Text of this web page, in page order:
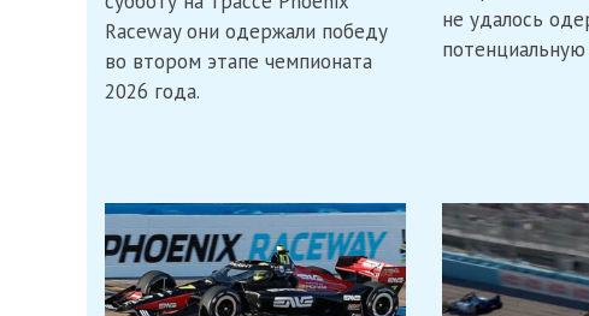
Raceway они одержали победу
во втором этапе чемпионата
2026 года.
в
не удалось